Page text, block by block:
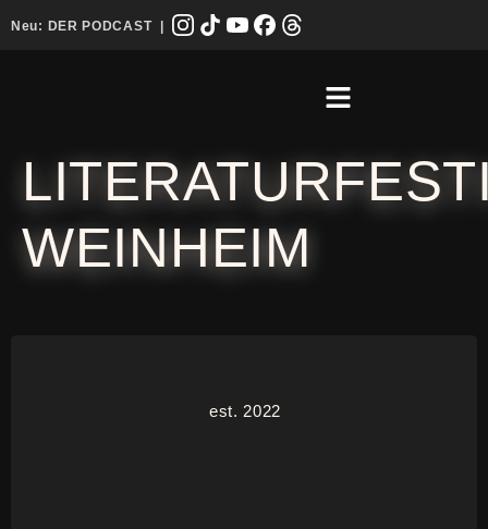
Neu: DER PODCAST|
WEINHEIM
est. 2022